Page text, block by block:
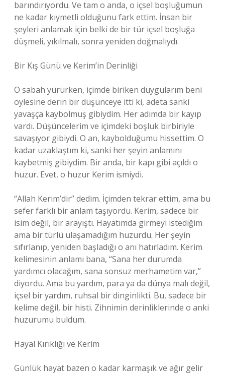
barındırıyordu. Ve tam o anda, o içsel boşluğumun
ne kadar kıymetli olduğunu fark ettim. İnsan bir
şeyleri anlamak için belki de bir tür içsel boşluğa
düşmeli, yıkılmalı, sonra yeniden doğmalıydı.
Bir Kış Günü ve Kerim’in Derinliği
O sabah yürürken, içimde biriken duygularım beni
öylesine derin bir düşünceye itti ki, adeta sanki
yavaşça kaybolmuş gibiydim. Her adımda bir kayıp
vardı. Düşüncelerim ve içimdeki boşluk birbiriyle
savaşıyor gibiydi. O an, kaybolduğumu hissettim. O
kadar uzaklaştım ki, sanki her şeyin anlamını
kaybetmiş gibiydim. Bir anda, bir kapı gibi açıldı o
huzur. Evet, o huzur Kerim ismiydi.
“Allah Kerim’dir” dedim. İçimden tekrar ettim, ama bu
sefer farklı bir anlam taşıyordu. Kerim, sadece bir
isim değil, bir arayıştı. Hayatımda girmeyi istediğim
ama bir türlü ulaşamadığım huzurdu. Her şeyin
sıfırlanıp, yeniden başladığı o anı hatırladım. Kerim
kelimesinin anlamı bana, “Sana her durumda
yardımcı olacağım, sana sonsuz merhametim var,”
diyordu. Ama bu yardım, para ya da dünya malı değil,
içsel bir yardım, ruhsal bir dinginlikti. Bu, sadece bir
kelime değil, bir histi. Zihnimin derinliklerinde o anki
huzurumu buldum.
Hayal Kırıklığı ve Kerim
Günlük hayat bazen o kadar karmaşık ve ağır gelir